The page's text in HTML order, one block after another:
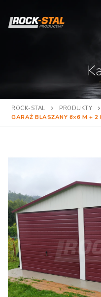
treści
ROCK-STAL
PRODUKTY
GARAŻ BLASZANY 6×6 M + 2